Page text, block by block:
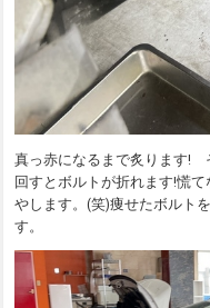
真っ赤になるまで炙ります!
回すとボルトが折れます!慌
やします。(笑)痩せたボルト
す。